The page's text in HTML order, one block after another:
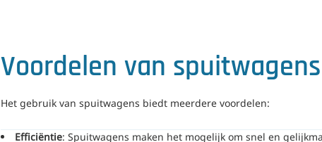
Voordelen van spuitwagens
Het gebruik van spuitwagens biedt meerdere voordelen:
Efficiëntie: Spuitwagens maken het mogelijk om snel en